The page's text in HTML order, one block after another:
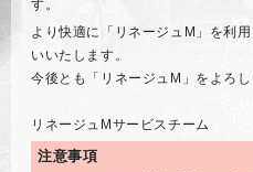
す。
より快適に「リネージュM」を利
いいたします。
今後とも「リネージュM」をよろし
リネージュMサービスチーム
注意事項